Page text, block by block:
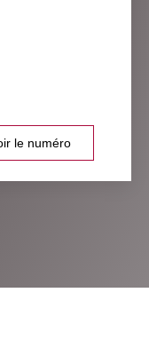
le numéro